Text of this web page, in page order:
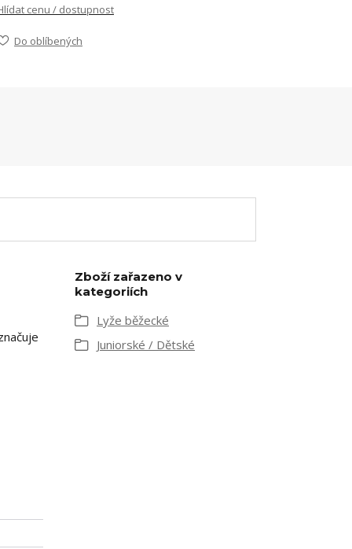
cenu / dostupnost
Do oblíbených
Zboží zařazeno v
kategoriích
Lyže běžecké
Juniorské / Dětské